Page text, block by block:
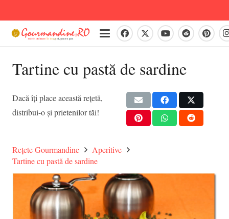
Tartine cu pastă de sardine
Dacă îți place această rețetă,
distribui-o și prietenilor tăi!
Rețete Gourmandine
Aperitive
Tartine cu pastă de sardine